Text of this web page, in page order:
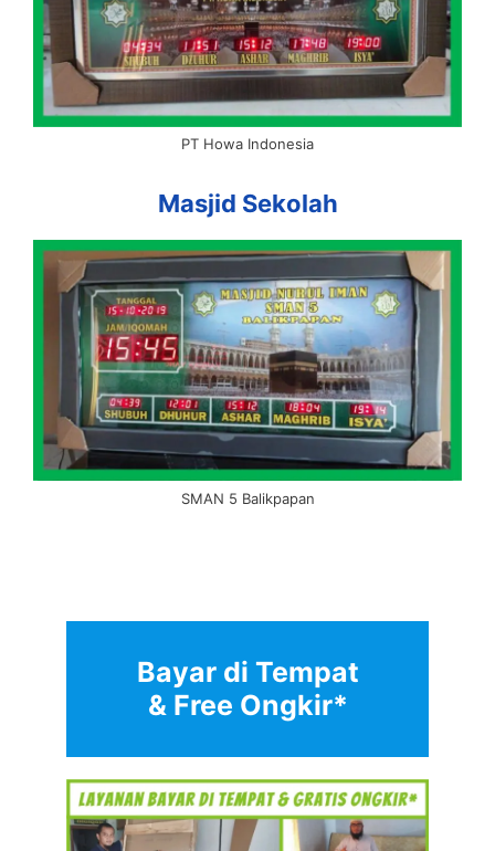
PT Howa Indonesia
Masjid Sekolah
SMAN 5 Balikpapan
Bayar di Tempat
& Free Ongkir*